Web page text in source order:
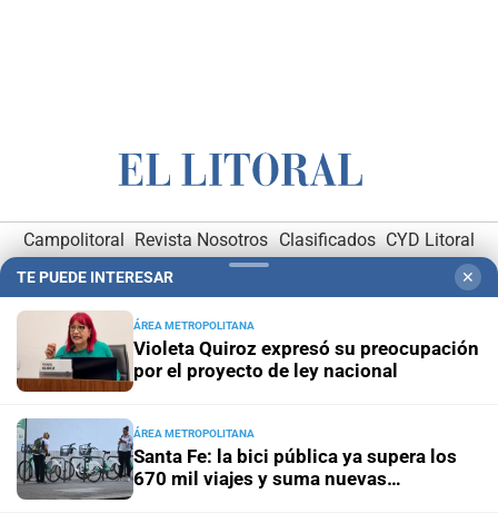
Campolitoral Revista Nosotros Clasificados CYD Litoral
Podcasts Mirador Provincial
Puerto Negocios
Hemeroteca Digital (1930-1979)-Receptorías de avisos
TE PUEDE INTERESAR ✕
ÁREA METROPOLITANA
Violeta Quiroz expresó su preocupación
por el proyecto de ley nacional
ÁREA METROPOLITANA
Santa Fe: la bici pública ya supera los
670 mil viajes y suma nuevas